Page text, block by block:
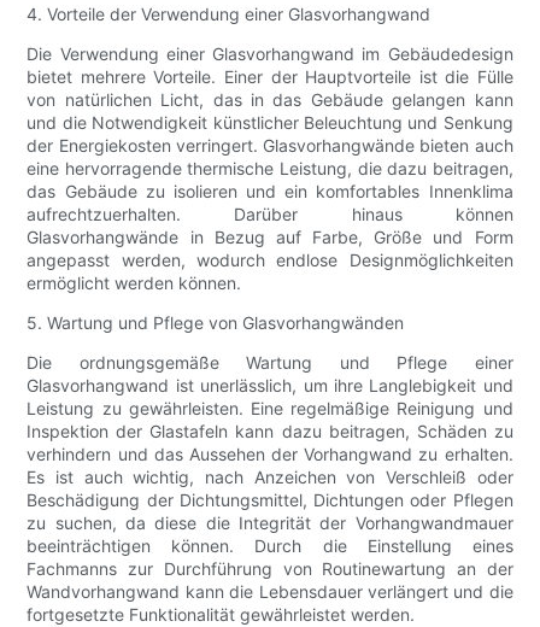
4. Vorteile der Verwendung einer Glasvorhangwand
Die Verwendung einer Glasvorhangwand im Gebäudedesign
bietet mehrere Vorteile. Einer der Hauptvorteile ist die Fülle
von natürlichen Licht, das in das Gebäude gelangen kann
und die Notwendigkeit künstlicher Beleuchtung und Senkung
der Energiekosten verringert. Glasvorhangwände bieten auch
eine hervorragende thermische Leistung, die dazu beitragen,
das Gebäude zu isolieren und ein komfortables Innenklima
aufrechtzuerhalten. Darüber hinaus können
Glasvorhangwände in Bezug auf Farbe, Größe und Form
angepasst werden, wodurch endlose Designmöglichkeiten
ermöglicht werden können.
5. Wartung und Pflege von Glasvorhangwänden
Die ordnungsgemäße Wartung und Pflege einer
Glasvorhangwand ist unerlässlich, um ihre Langlebigkeit und
Leistung zu gewährleisten. Eine regelmäßige Reinigung und
Inspektion der Glastafeln kann dazu beitragen, Schäden zu
verhindern und das Aussehen der Vorhangwand zu erhalten.
Es ist auch wichtig, nach Anzeichen von Verschleiß oder
Beschädigung der Dichtungsmittel, Dichtungen oder Pflegen
zu suchen, da diese die Integrität der Vorhangwandmauer
beeinträchtigen können. Durch die Einstellung eines
Fachmanns zur Durchführung von Routinewartung an der
Wandvorhangwand kann die Lebensdauer verlängert und die
fortgesetzte Funktionalität gewährleistet werden.